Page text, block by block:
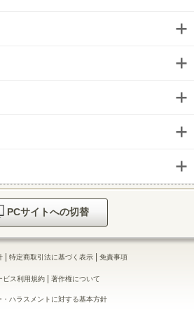
PCサイトへの切替
| 特定商取引法に基づく表示 | 免責事項
ビス利用規約| 著作権について
・ハラスメントに対する基本方針